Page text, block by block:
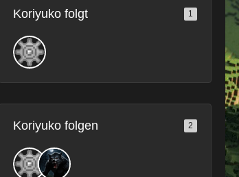
Koriyuko folgt 1
Koriyuko folgen 2